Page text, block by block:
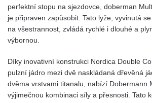
perfektní stopu na sjezdovce, doberman
je připraven zapůsobit. Tato lyže, vyvinutá
na všestrannost, zvládá rychlé i dlouhé a
výbornou.
Díky inovativní konstrukci Nordica Double
pulzní jádro mezi dvě naskládaná dřevěná
dvěma vrstvami titanalu, nabízí Dobermann
výjimečnou kombinaci síly a přesnosti. Tato